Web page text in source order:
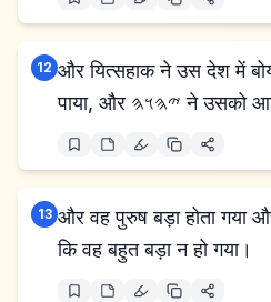
12 और यित्सहाक ने उस देश में
पाया, और 𐤉𐤄𐤅𐤄 ने
13 और वह पुरुष बड़ा होता गया
कि वह बहुत बड़ा न हो गया।